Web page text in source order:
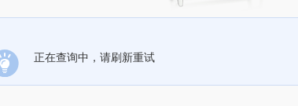
正在查询中，请刷新重试